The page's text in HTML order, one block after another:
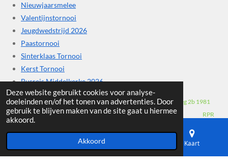
Deze website gebruikt cookies voor analyse-
doeleinden en/of het tonen van advertenties. Door
gebruik te blijven maken van de site gaat u hiermee
akkoord.
Akkoord
Nieuwjaarsmelee
Valentijnstornooi
Jeugdwedstrijd 2026
Paastornooi
Sinterklaas Tornooi
Kerst Tornooi
Busreis Middelkerke 2026
april © 2019 PC Zemst vzw - petanque & Cubb - Ambroossteenweg 2b 1981
Hofstade Ondernemingsnummer 0690585956 RPR
Telefoonnummer Kaart